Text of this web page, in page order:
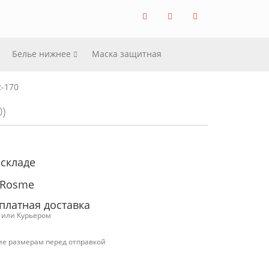
Белье нижнее Маска защитная
170
доставка
или Курьером
размерам перед отправкой